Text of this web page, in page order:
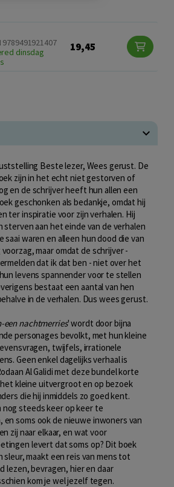
dinsdag
19,45
Beste lezer, Wees gerust. De
zijn in het echt niet gestorven of
en de schrijver heeft hun allen een
geschonken als bedankje, omdat hij
ter inspiratie voor zijn verhalen. Hij
aan het einde van de verhalen
saai waren en alleen hun dood die van
maar omdat de schrijver -
dat ik dat ben - niet over het
levens spannender voor te stellen
bestaat een aantal van hen
in de verhalen. Dus wees gerust.
een nachtmerries' wordt door bijna
personages bevolkt, met hun kleine
twijfels, irrationele
Geen enkel dagelijks verhaal is
Al Galidi met deze bundel korte
kleine uitvergroot en op bezoek
die hij inmiddels zo goed kent.
nog steeds keer op keer te
en soms ook de nieuwe inwoners van
zij naar elkaar, en wat voor
levert dat soms op? Dit boek
maakt een reis van mens tot
lezen, bevragen, hier en daar
kom je wel jezelf tegen.